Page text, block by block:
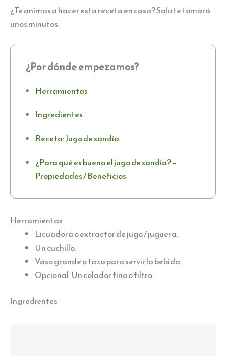
¿Te animas a hacer esta receta en casa? Solo te tomará
unos minutos.
¿Por dónde empezamos?
Herramientas
Ingredientes
Receta: Jugo de sandía
¿Para qué es bueno el jugo de sandía? –
Propiedades / Beneficios
Herramientas
Licuadora o extractor de jugo / juguera.
Un cuchillo.
Vaso grande o taza para servir la bebida.
Opcional: Un colador fino o filtro.
Ingredientes